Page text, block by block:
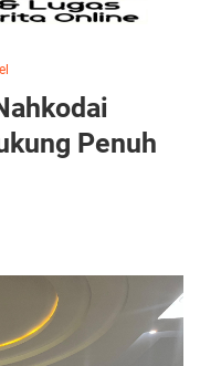
Penuh